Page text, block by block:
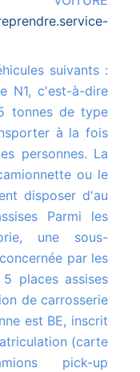
N1, c'est-à-dire
tonnes de type
à la fois
personnes. La
ou le
disposer d'au
Parmi les
une sous-
par les
places assises
de carrosserie
est BE, inscrit
(carte
pick-up